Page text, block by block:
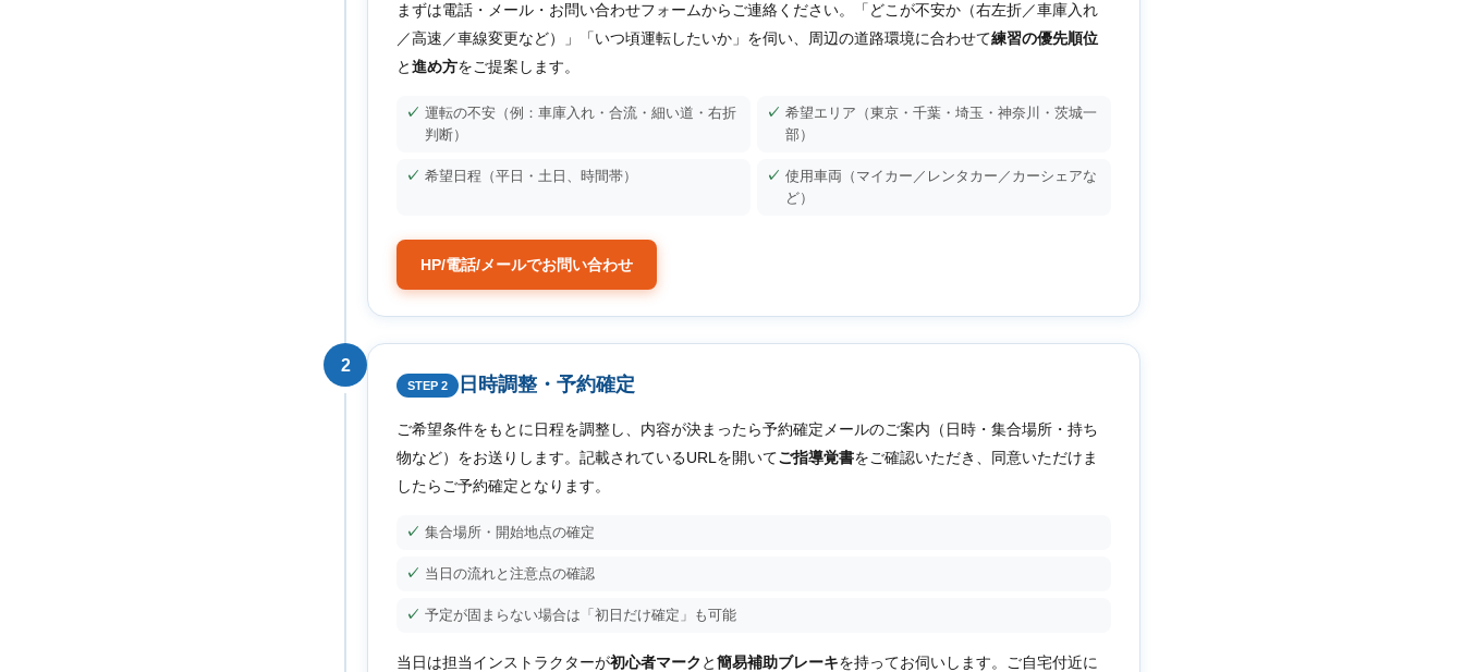
まずは電話・メール・お問い合わせフォームからご連絡ください。「どこが不安か（右左折／車庫入れ
／高速／車線変更など）」「いつ頃運転したいか」を伺い、周辺の道路環境に合わせて練習の優先順位
と進め方をご提案します。
運転の不安（例：車庫入れ・合流・細い道・右折
判断）
希望エリア（東京・千葉・埼玉・神奈川・茨城一
部）
希望日程（平日・土日、時間帯）
使用車両（マイカー／レンタカー／カーシェアな
ど）
HP/電話/メールでお問い合わせ
2
STEP 2 日時調整・予約確定
ご希望条件をもとに日程を調整し、内容が決まったら予約確定メールのご案内（日時・集合場所・持ち
物など）をお送りします。記載されているURLを開いてご指導覚書をご確認いただき、同意いただけま
したらご予約確定となります。
集合場所・開始地点の確定
当日の流れと注意点の確認
予定が固まらない場合は「初日だけ確定」も可能
当日は担当インストラクターが初心者マーク と簡易補助ブレーキを持ってお伺いします。ご自宅付近に